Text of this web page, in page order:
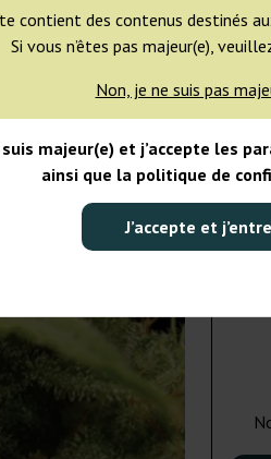
contient des contenus destinés
Si vous n’êtes pas majeur(e),
Non, je ne suis pas
suis majeur(e) et j’accepte les
ainsi que la politique de
J’accepte et j’entre
3
NON
5
EXPÉD.
10
NON